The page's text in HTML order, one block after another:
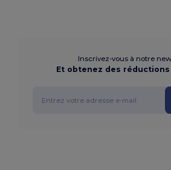
Inscrivez-vous à notre
Et obtenez des